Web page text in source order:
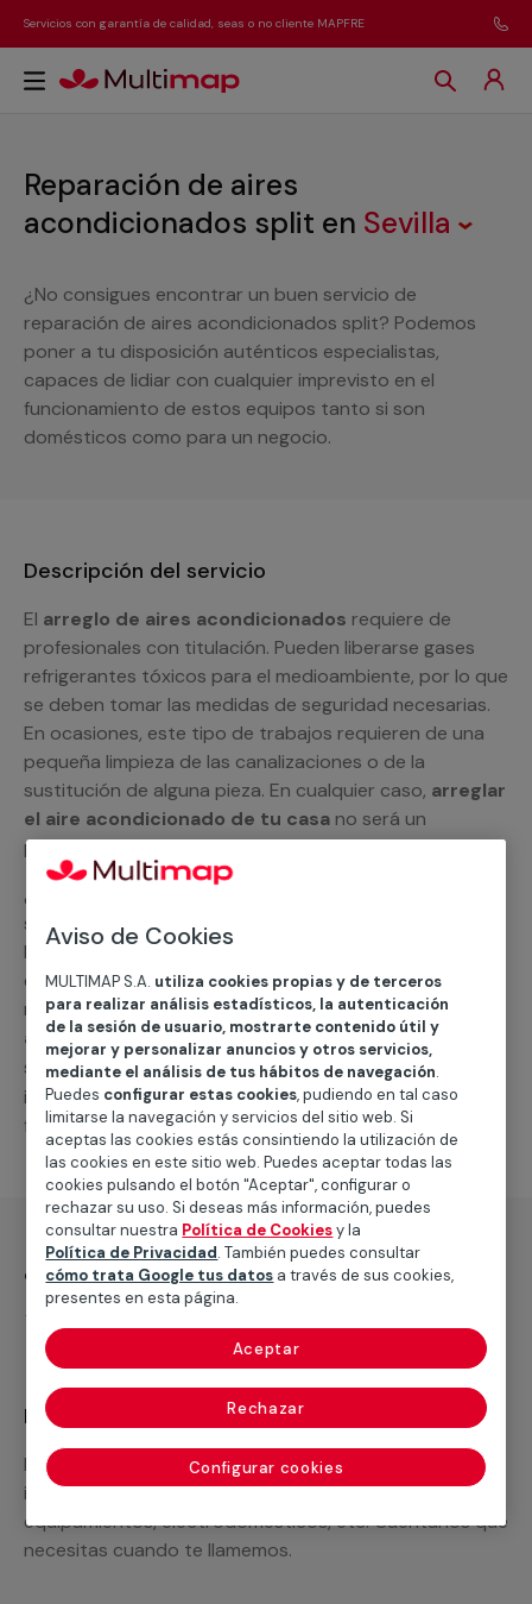
Servicios con garantía de calidad, seas o no cliente MAPFRE
Reparación de aires
acondicionados split en Sevilla
¿No consigues encontrar un buen servicio de
reparación de aires acondicionados split? Podemos
poner a tu disposición auténticos especialistas,
capaces de lidiar con cualquier imprevisto en el
funcionamiento de estos equipos tanto si son
domésticos como para un negocio.
Descripción del servicio
El arreglo de aires acondicionados requiere de
profesionales con titulación. Pueden liberarse gases
refrigerantes tóxicos para el medioambiente, por lo que
se deben tomar las medidas de seguridad necesarias.
En ocasiones, este tipo de trabajos requieren de una
pequeña limpieza de las canalizaciones o de la
sustitución de alguna pieza. En cualquier caso, arreglar
el aire acondicionado de tu casa no será un
problema para nuestros especialistas.
¿Por qué no nos pides un presupuesto personalizado y
sin compromiso? Si lo haces, un miembro del equipo de
MULTIMAP se pondrá en contacto contigo y te
explicará todas las opciones con las que contamos en
nuestroservicio de reparación de aires
acondicionadossplit. Podemos ayudarte con el
suministro desplitsnuevos, o llevar a cabo las
intervenciones que solicites para su correcto
funcionamiento.
¿Qué incluye?
Desplazamiento
Recuerda que en MULTIMAP
Podemos ofrecer cualquier servicio a medida
incluyendo todo lo que necesites: materiales,
equipamientos, electrodomésticos, etc. Cuéntanos que
necesitas cuando te llamemos.
Aviso de Cookies
MULTIMAP S.A. utiliza cookies propias y de terceros
para realizar análisis estadísticos, la autenticación
de la sesión de usuario, mostrarte contenido útil y
mejorar y personalizar anuncios y otros servicios,
mediante el análisis de tus hábitos de navegación.
Puedes configurar estas cookies, pudiendo en tal caso
limitarse la navegación y servicios del sitio web. Si
aceptas las cookies estás consintiendo la utilización de
las cookies en este sitio web. Puedes aceptar todas las
cookies pulsando el botón "Aceptar", configurar o
rechazar su uso. Si deseas más información, puedes
consultar nuestra Política de Cookiesy la
Política de Privacidad. También puedes consultar
cómo trata Google tus datos a través de sus cookies,
presentes en esta página.
Configurar cookies
Rechazar
Aceptar